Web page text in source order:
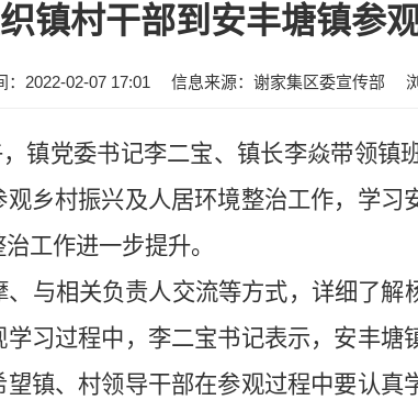
镇村干部到安丰塘镇参
：2022-02-07 17:01 信息来源：谢家集区委宣传部
镇党委书记李二宝、镇长李焱带领
乡村振兴及人居环境整治工作，学
工作进一步提升。
、与相关负责人交流等方式，详细了
学习过程中，李二宝书记表示，安丰
镇、村领导干部在参观过程中要认